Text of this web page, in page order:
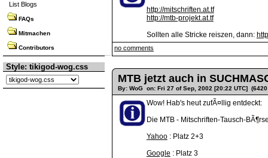
List Blogs
FAQs
Mitmachen
Contributors
Style: tikigod-wog.css
http://mitschriften.at.tf
http://mtb-projekt.at.tf
Sollten alle Stricke reiszen, dann:
no comments
MTB jetzt auch in
By: WoG on: Fri 27 of Sep, 2002 [20:22 UTC]
Wow! Hab's heut zufÃ¤llig entdeckt:
Die MTB - Mitschriften-Tausch-
Yahoo: Platz 2+3
Google : Platz 3